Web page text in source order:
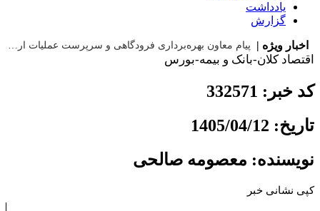
یادداشت
گزارش
اخبار ویژه | ️پیام معاون بهره‌برداری فرودگاهی و سرپرست عملیات اربعین ۱۴۰۵ شهر فرودگاهی امام خمینی(ره) به مناسبت پای
اقتصاد کلان-بانک و بیمه-بورس
کد خبر: 332571
تاریخ: 1405/04/12
نویسنده: معصومه صالحی
کپی نشانی خبر